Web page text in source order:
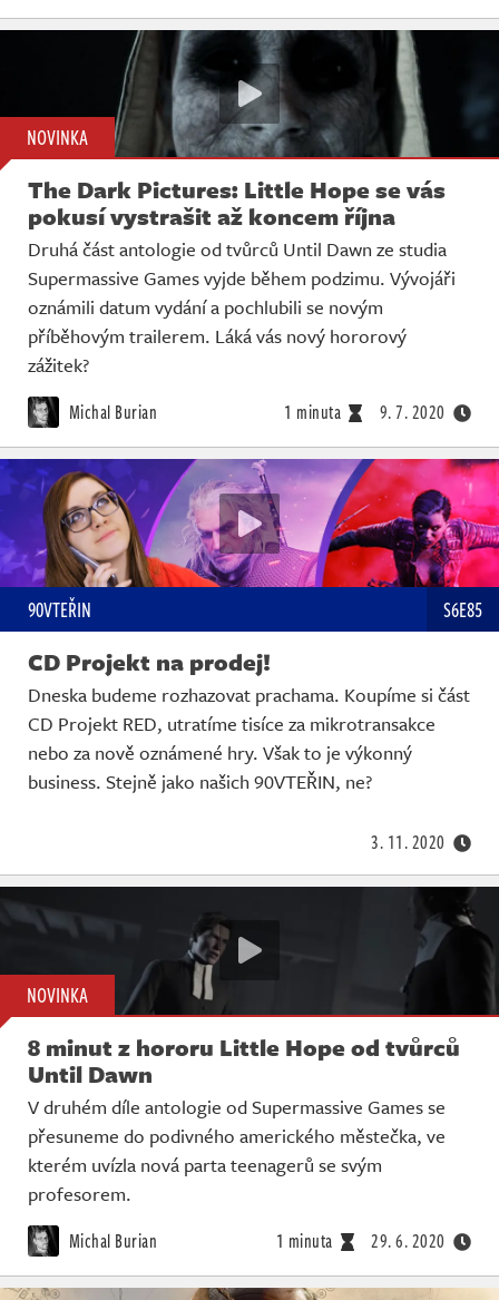
NOVINKA
The Dark Pictures: Little Hope se vás
pokusí vystrašit až koncem října
Druhá část antologie od tvůrců Until Dawn ze studia
Supermassive Games vyjde během podzimu. Vývojáři
oznámili datum vydání a pochlubili se novým
příběhovým trailerem. Láká vás nový hororový
zážitek?
Michal Burian 1 minuta 9. 7. 2020
90VTEŘIN S6E85
CD Projekt na prodej!
Dneska budeme rozhazovat prachama. Koupíme si část
CD Projekt RED, utratíme tisíce za mikrotransakce
nebo za nově oznámené hry. Však to je výkonný
business. Stejně jako našich 90VTEŘIN, ne?
3. 11. 2020
NOVINKA
8 minut z hororu Little Hope od tvůrců
Until Dawn
V druhém díle antologie od Supermassive Games se
přesuneme do podivného amerického městečka, ve
kterém uvízla nová parta teenagerů se svým
profesorem.
Michal Burian 1 minuta 29. 6. 2020